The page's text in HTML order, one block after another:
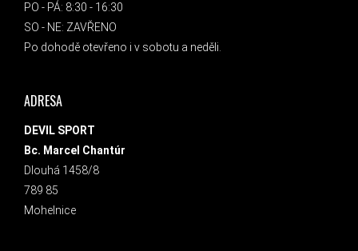
PO - PÁ: 8:30 - 16:30
SO - NE: ZAVŘENO
Po dohodě otevřeno i v sobotu a neděli.
ADRESA
DEVIL SPORT
Bc. Marcel Chantúr
Dlouhá 1458/8
789 85
Mohelnice